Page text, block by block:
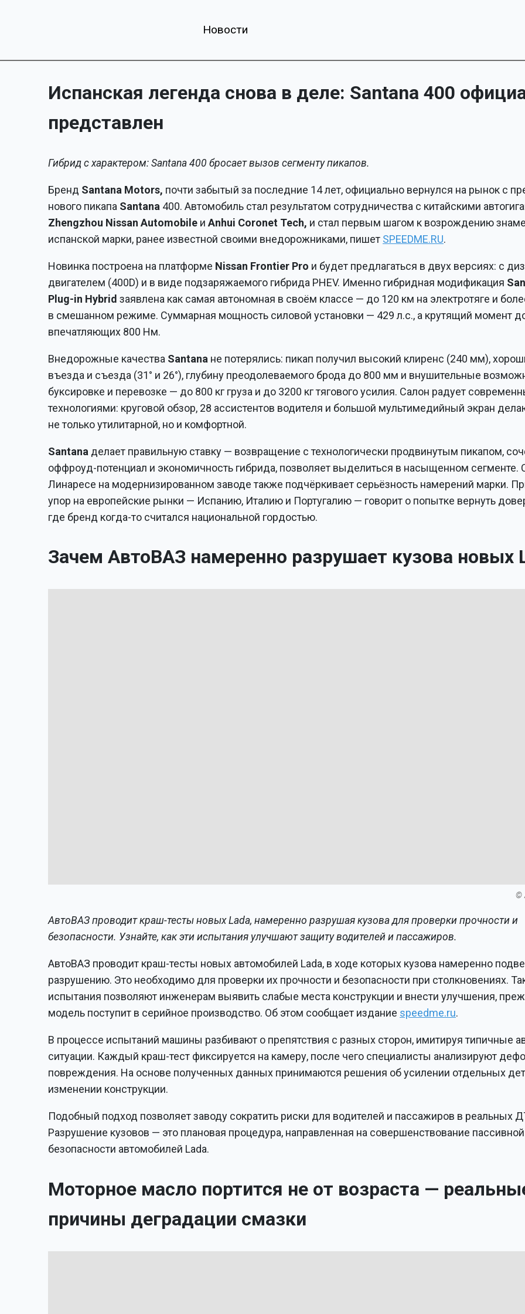
Новости
Испанская легенда снова в деле: Santana 400
представлен
Гибрид с характером: Santana 400 бросает вызов сегменту пикапов.
Бренд Santana Motors, почти забытый за последние 14 лет, официально вернулся на рынок с
нового пикапа Santana 400. Автомобиль стал результатом сотрудничества с китайскими
Zhengzhou Nissan Automobile и Anhui Coronet Tech, и стал первым шагом к возрождению
испанской марки, ранее известной своими внедорожниками, пишет SPEEDME.RU.
Новинка построена на платформе Nissan Frontier Pro и будет предлагаться в двух версиях: с
двигателем (400D) и в виде подзаряжаемого гибрида PHEV. Именно гибридная модификация
Plug-in Hybrid заявлена как самая автономная в своём классе — до 120 км на электротяге и
в смешанном режиме. Суммарная мощность силовой установки — 429 л.с., а крутящий момент
впечатляющих 800 Нм.
Внедорожные качества Santana не потерялись: пикап получил высокий клиренс (240 мм),
въезда и съезда (31° и 26°), глубину преодолеваемого брода до 800 мм и внушительные
буксировке и перевозке — до 800 кг груза и до 3200 кг тягового усилия. Салон радует
технологиями: круговой обзор, 28 ассистентов водителя и большой мультимедийный экран
не только утилитарной, но и комфортной.
Santana делает правильную ставку — возвращение с технологически продвинутым пикапом,
оффроуд-потенциал и экономичность гибрида, позволяет выделиться в насыщенном сегменте.
Линаресе на модернизированном заводе также подчёркивает серьёзность намерений марки.
упор на европейские рынки — Испанию, Италию и Португалию — говорит о попытке вернуть
где бренд когда-то считался национальной гордостью.
Зачем АвтоВАЗ намеренно разрушает кузова новых
©
АвтоВАЗ проводит краш-тесты новых Lada, намеренно разрушая кузова для проверки прочности и
безопасности. Узнайте, как эти испытания улучшают защиту водителей и пассажиров.
АвтоВАЗ проводит краш-тесты новых автомобилей Lada, в ходе которых кузова намеренно
разрушению. Это необходимо для проверки их прочности и безопасности при столкновениях.
испытания позволяют инженерам выявить слабые места конструкции и внести улучшения,
модель поступит в серийное производство. Об этом сообщает издание speedme.ru.
В процессе испытаний машины разбивают о препятствия с разных сторон, имитируя типичные
ситуации. Каждый краш-тест фиксируется на камеру, после чего специалисты анализируют
повреждения. На основе полученных данных принимаются решения об усилении отдельных
изменении конструкции.
Подобный подход позволяет заводу сократить риски для водителей и пассажиров в реальных
Разрушение кузовов — это плановая процедура, направленная на совершенствование пассивной
безопасности автомобилей Lada.
Моторное масло портится не от возраста —
причины деградации смазки